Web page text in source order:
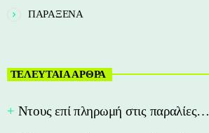
ΠΑΡΑΞΕΝΑ
ΤΕΛΕΥΤΑΙΑ ΑΡΘΡΑ
Nτους επί πληρωμή στις παραλίες…